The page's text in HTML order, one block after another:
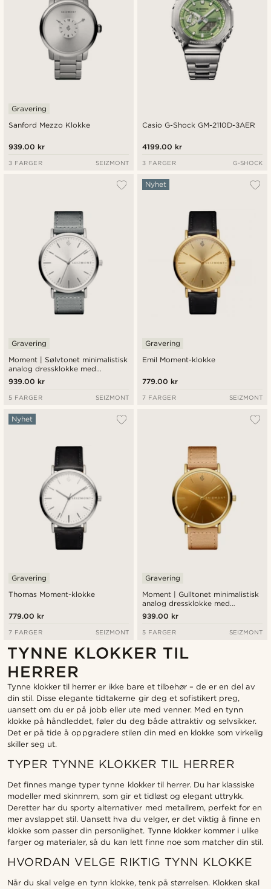
Sanford Mezzo Klokke
Gravering
939.00 kr
3 FARGER SEIZMONT
Casio G-Shock GM-2110D-3AER
4199.00 kr
3 FARGER G-SHOCK
Moment | Sølvtonet minimalistisk
analog dressklokke med
kvartsurverk, sølvurskive og
mørkegrå nylonrem
Gravering
939.00 kr
5 FARGER SEIZMONT
Emil Moment-klokke
Nyhet
Gravering
779.00 kr
7 FARGER SEIZMONT
Thomas Moment-klokke
Nyhet
Gravering
779.00 kr
7 FARGER SEIZMONT
Moment | Gulltonet minimalistisk
analog dressklokke med
kvartsurverk, sjampagnefarget
urskive og sandfarget nylonrem
Gravering
939.00 kr
5 FARGER SEIZMONT
TYNNE KLOKKER TIL
HERRER
Tynne klokker til herrer er ikke bare et tilbehør – de er en del av
din stil. Disse elegante tidtakerne gir deg et sofistikert preg,
uansett om du er på jobb eller ute med venner. Med en tynn
klokke på håndleddet, føler du deg både attraktiv og selvsikker.
Det er på tide å oppgradere stilen din med en klokke som virkelig
skiller seg ut.
TYPER TYNNE KLOKKER TIL HERRER
Det finnes mange typer tynne klokker til herrer. Du har klassiske
modeller med skinnrem, som gir et tidløst og elegant uttrykk.
Deretter har du sporty alternativer med metallrem, perfekt for en
mer avslappet stil. Uansett hva du velger, er det viktig å finne en
klokke som passer din personlighet. Tynne klokker kommer i ulike
farger og materialer, så du kan lett finne noe som matcher din stil.
HVORDAN VELGE RIKTIG TYNN KLOKKE
Når du skal velge en tynn klokke, tenk på størrelsen. Klokken skal